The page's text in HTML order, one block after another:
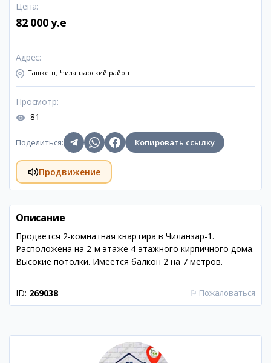
Цена:
82 000 y.e
Адрес:
Ташкент, Чиланзарский район
Просмотр:
81
Поделиться: Копировать ссылку
Продвижение
Описание
Продается 2-комнатная квартира в Чиланзар-1.
Расположена на 2-м этаже 4-этажного кирпичного дома.
Высокие потолки. Имеется балкон 2 на 7 метров.
ID: 269038 ⚐ Пожаловаться